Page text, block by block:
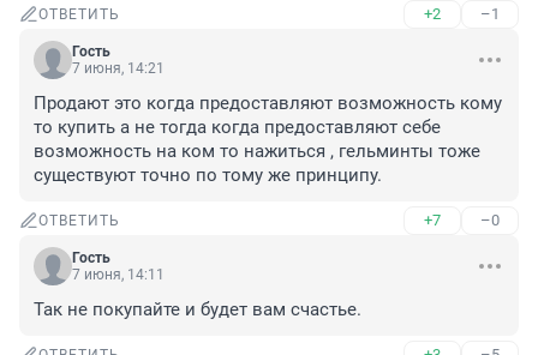
ОТВЕТИТЬ +2 –1
Гость
7 июня, 14:21
Продают это когда предоставляют возможность кому
то купить а не тогда когда предоставляют себе
возможность на ком то нажиться , гельминты тоже
существуют точно по тому же принципу.
ОТВЕТИТЬ +7 –0
Гость
7 июня, 14:11
Так не покупайте и будет вам счастье.